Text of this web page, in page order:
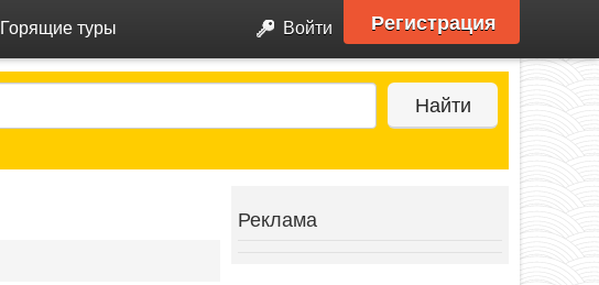
Горящие туры Войти Регистрация
Найти
Реклама